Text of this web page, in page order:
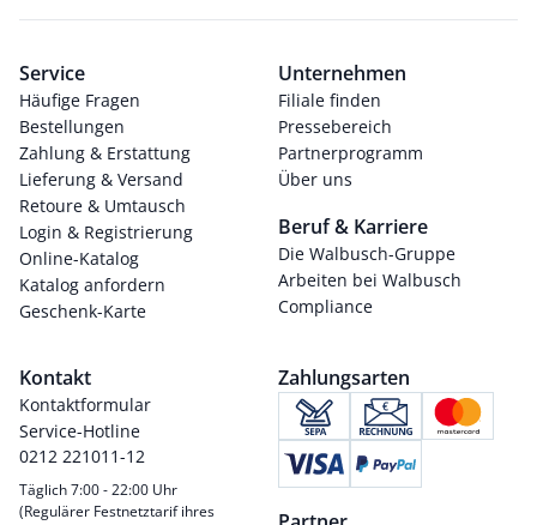
Service
Häufige Fragen
Bestellungen
Zahlung & Erstattung
Lieferung & Versand
Retoure & Umtausch
Login & Registrierung
Online-Katalog
Katalog anfordern
Geschenk-Karte
Unternehmen
Filiale finden
Pressebereich
Partnerprogramm
Über uns
Beruf & Karriere
Die Walbusch-Gruppe
Arbeiten bei Walbusch
Compliance
Kontakt
Kontaktformular
Service-Hotline
0212 221011-12
Täglich 7:00 - 22:00 Uhr
(Regulärer Festnetztarif ihres
Zahlungsarten